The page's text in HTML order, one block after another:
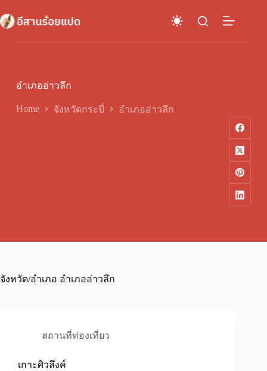
to
content
อำเภออ่าวลึก
Home จังหวัดกระบี่ อำเภออ่าวลึก
จังหวัด/อำเภอ อำเภออ่าวลึก
สถานที่ท่องเที่ยว
เกาะศิวลึงค์